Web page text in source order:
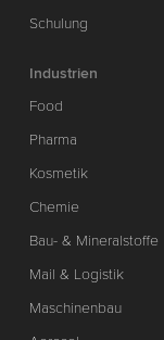
Schulung
Industrien
Food
Pharma
Kosmetik
Chemie
Bau- & Mineralstoffe
Mail & Logistik
Maschinenbau